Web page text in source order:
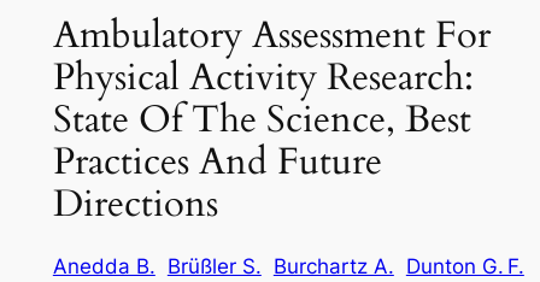
Ambulatory Assessment For
Physical Activity Research:
State Of The Science, Best
Practices And Future
Directions
Anedda B. Brüßler S. Burchartz A. Dunton G. F.